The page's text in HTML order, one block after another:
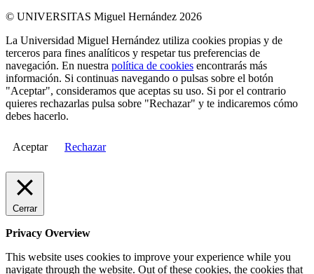
© UNIVERSITAS Miguel Hernández 2026
La Universidad Miguel Hernández utiliza cookies propias y de
terceros para fines analíticos y respetar tus preferencias de
navegación. En nuestra política de cookies encontrarás más
información. Si continuas navegando o pulsas sobre el botón
"Aceptar", consideramos que aceptas su uso. Si por el contrario
quieres rechazarlas pulsa sobre "Rechazar" y te indicaremos cómo
debes hacerlo.
Aceptar Rechazar
Cerrar
Privacy Overview
This website uses cookies to improve your experience while you
navigate through the website. Out of these cookies, the cookies that